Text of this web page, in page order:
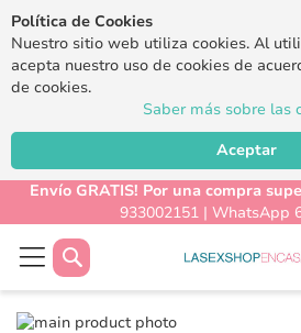
Política de Cookies
Nuestro sitio web utiliza cookies. Al
acepta nuestro uso de cookies de
de cookies.
Saber más sobre las
Aceptar
Envío GRATIS! Por una compra
933002151 | WhatsApp
Buscar
Saltar